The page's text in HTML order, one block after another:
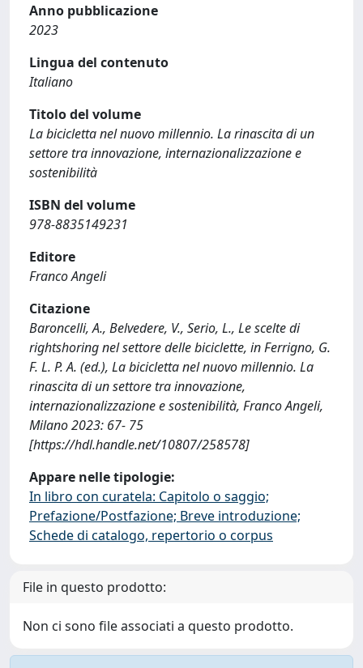
Anno pubblicazione
2023
Lingua del contenuto
Italiano
Titolo del volume
La bicicletta nel nuovo millennio. La rinascita di un
settore tra innovazione, internazionalizzazione e
sostenibilità
ISBN del volume
978-8835149231
Editore
Franco Angeli
Citazione
Baroncelli, A., Belvedere, V., Serio, L., Le scelte di
rightshoring nel settore delle biciclette, in Ferrigno, G.
F. L. P. A. (ed.), La bicicletta nel nuovo millennio. La
rinascita di un settore tra innovazione,
internazionalizzazione e sostenibilità, Franco Angeli,
Milano 2023: 67- 75
[https://hdl.handle.net/10807/258578]
Appare nelle tipologie:
In libro con curatela: Capitolo o saggio;
Prefazione/Postfazione; Breve introduzione;
Schede di catalogo, repertorio o corpus
File in questo prodotto:
Non ci sono file associati a questo prodotto.